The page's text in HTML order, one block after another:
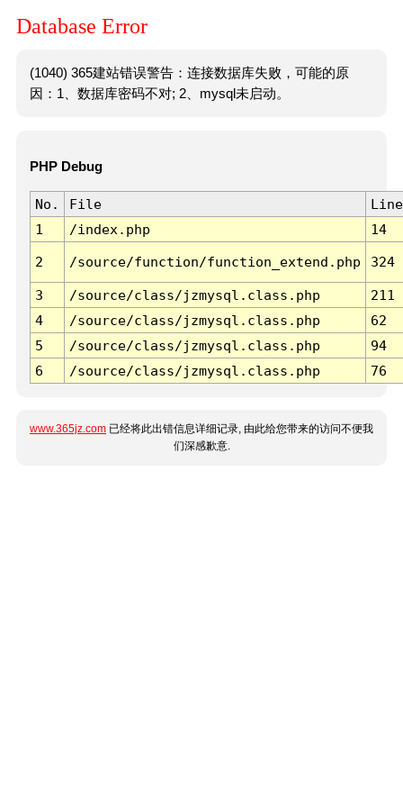
Database Error
(1040) 365建站错误警告：连接数据库失败，可能的原
因：1、数据库密码不对; 2、mysql未启动。
PHP Debug
No. File
Line
1
/index.php 14
2 /source/function/function_extend.php 324
3 /source/class/jzmysql.class.php
211
4
/source/class/jzmysql.class.php
62
5
/source/class/jzmysql.class.php
94
6
/source/class/jzmysql.class.php 76
www.365jz.com 已经将此出错信息详细记录, 由此给您带来的访问不便我
们深感歉意.